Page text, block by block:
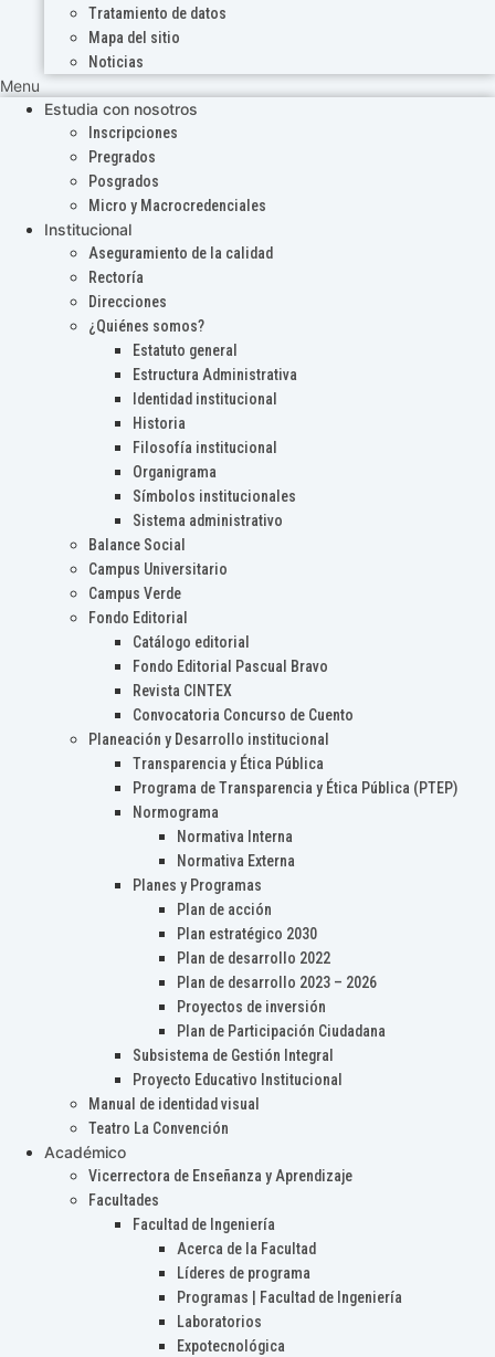
Tratamiento de datos
Mapa del sitio
Noticias
Menu
Estudia con nosotros
Inscripciones
Pregrados
Posgrados
Micro y Macrocredenciales
Institucional
Aseguramiento de la calidad
Rectoría
Direcciones
¿Quiénes somos?
Estatuto general
Estructura Administrativa
Identidad institucional
Historia
Filosofía institucional
Organigrama
Símbolos institucionales
Sistema administrativo
Balance Social
Campus Universitario
Campus Verde
Fondo Editorial
Catálogo editorial
Fondo Editorial Pascual Bravo
Revista CINTEX
Convocatoria Concurso de Cuento
Planeación y Desarrollo institucional
Transparencia y Ética Pública
Programa de Transparencia y Ética Pública (PTEP)
Normograma
Normativa Interna
Normativa Externa
Planes y Programas
Plan de acción
Plan estratégico 2030
Plan de desarrollo 2022
Plan de desarrollo 2023 – 2026
Proyectos de inversión
Plan de Participación Ciudadana
Subsistema de Gestión Integral
Proyecto Educativo Institucional
Manual de identidad visual
Teatro La Convención
Académico
Vicerrectora de Enseñanza y Aprendizaje
Facultades
Facultad de Ingeniería
Acerca de la Facultad
Líderes de programa
Programas | Facultad de Ingeniería
Laboratorios
Expotecnológica